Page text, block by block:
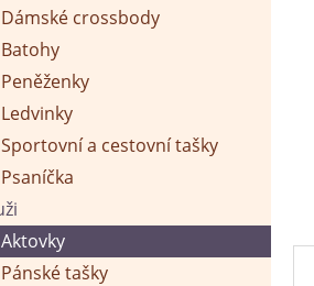
Dámské crossbody
Batohy
Peněženky
Ledvinky
Sportovní a cestovní tašky
Psaníčka
Aktovky
Pánské tašky